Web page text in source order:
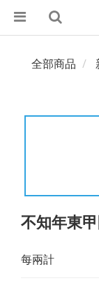
全部商品
不知年東
每兩計